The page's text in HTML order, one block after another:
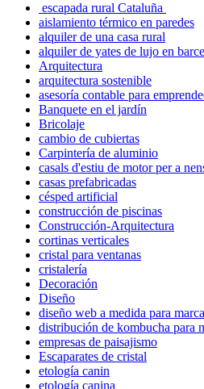
escapada rural Cataluña
aislamiento térmico en paredes
alquiler de una casa rural
alquiler de yates de lujo en
Arquitectura
arquitectura sostenible
asesoría contable para
Banquete en el jardín
Bricolaje
cambio de cubiertas
Carpintería de aluminio
casals d'estiu de motor per a
casas prefabricadas
césped artificial
construcción de piscinas
Construcción-Arquitectura
cortinas verticales
cristal para ventanas
cristalería
Decoración
Diseño
diseño web a medida para
distribución de kombucha para
empresas de paisajismo
Escaparates de cristal
etología canin
etología canina